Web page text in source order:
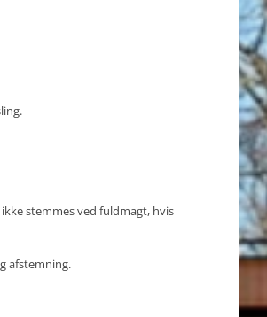
stemmes ved fuldmagt, hvis
afstemning.